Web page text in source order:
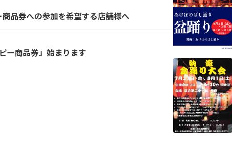
品券への参加を希望する店舗様へ
ー商品券」始まります